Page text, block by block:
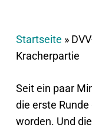
Startseite »
Kracherpartie
Seit ein paar
die erste
worden. Und